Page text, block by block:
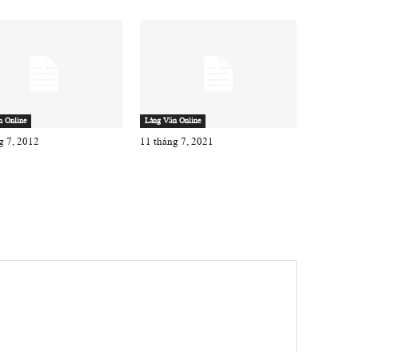
Online
7, 2012
Làng Văn Online
11 tháng 7, 2021